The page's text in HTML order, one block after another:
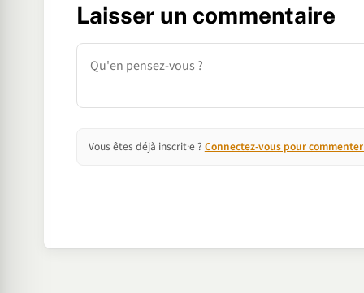
Laisser un commentaire
Commentaire
Vous êtes déjà inscrit·e ? Connectez-vous pour